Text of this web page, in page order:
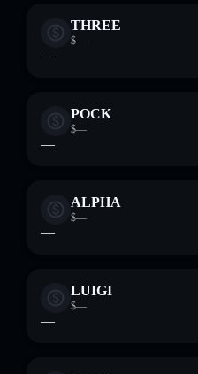
THREE
$—
—
POCK
$—
—
ALPHA
$—
—
LUIGI
$—
—